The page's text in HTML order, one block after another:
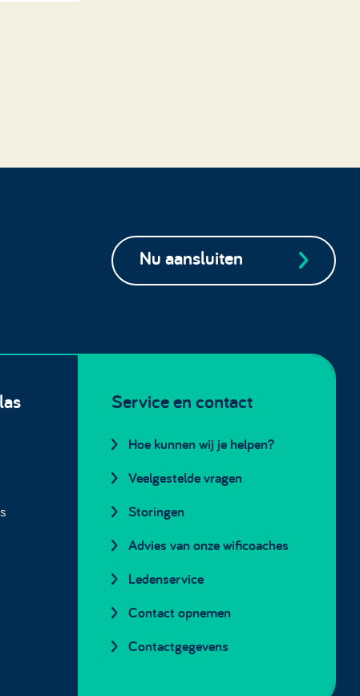
Nu aansluiten
Service en contact
Hoe kunnen wij je helpen?
Veelgestelde vragen
Storingen
Advies van onze wificoaches
Ledenservice
Contact opnemen
Contactgegevens